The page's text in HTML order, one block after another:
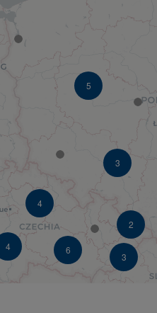
3
3
5
2
4
4
6